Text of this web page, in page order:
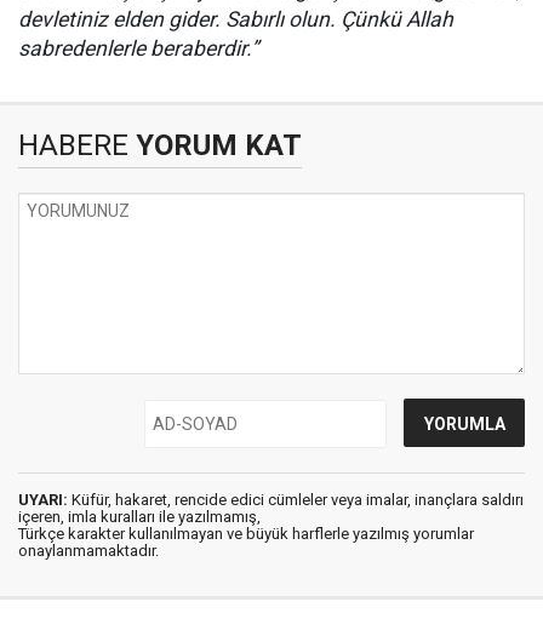
devletiniz elden gider. Sabırlı olun. Çünkü Allah
sabredenlerle beraberdir.”
HABERE YORUM KAT
UYARI: Küfür, hakaret, rencide edici cümleler veya imalar, inançlara saldırı
içeren, imla kuralları ile yazılmamış,
Türkçe karakter kullanılmayan ve büyük harflerle yazılmış yorumlar
onaylanmamaktadır.